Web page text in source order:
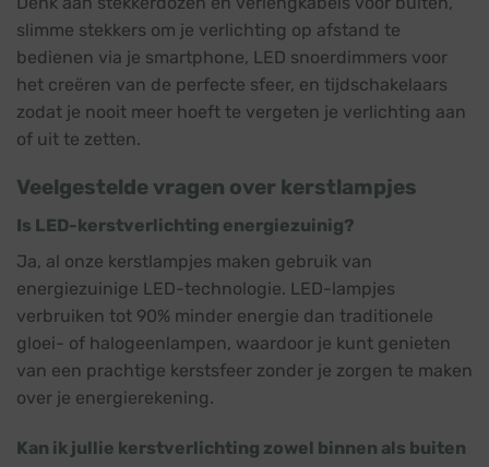
slimme stekkers om je verlichting op afstand te
bedienen via je smartphone, LED snoerdimmers voor
het creëren van de perfecte sfeer, en tijdschakelaars
zodat je nooit meer hoeft te vergeten je verlichting aan
of uit te zetten.
Veelgestelde vragen over kerstlampjes
Is LED-kerstverlichting energiezuinig?
Ja, al onze kerstlampjes maken gebruik van
energiezuinige LED-technologie. LED-lampjes
verbruiken tot 90% minder energie dan traditionele
gloei- of halogeenlampen, waardoor je kunt genieten
van een prachtige kerstsfeer zonder je zorgen te maken
over je energierekening.
Kan ik jullie kerstverlichting zowel binnen als buiten